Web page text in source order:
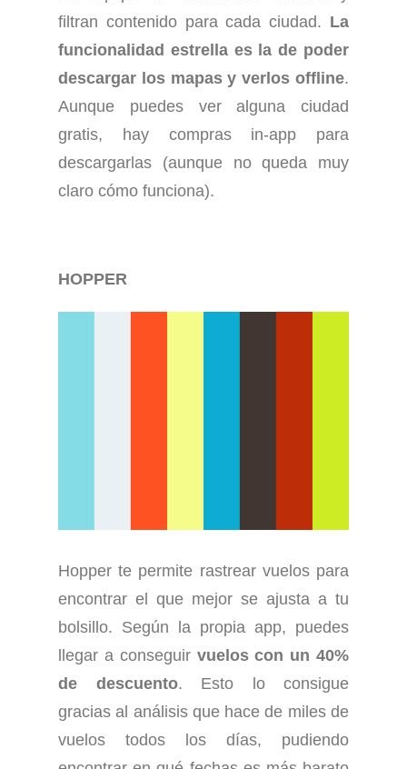
filtran contenido para cada ciudad. La
funcionalidad estrella es la de poder
descargar los mapas y verlos offline.
Aunque puedes ver alguna ciudad
gratis, hay compras in-app para
descargarlas (aunque no queda muy
claro cómo funciona).
HOPPER
Hopper te permite rastrear vuelos para
encontrar el que mejor se ajusta a tu
bolsillo. Según la propia app, puedes
llegar a conseguir vuelos con un 40%
de descuento. Esto lo consigue
gracias al análisis que hace de miles de
vuelos todos los días, pudiendo